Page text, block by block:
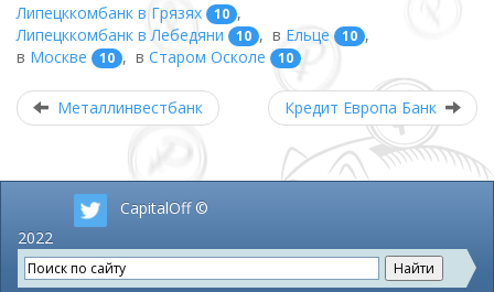
Липецккомбанк в Грязях 10 ,
Липецккомбанк в Лебедяни
10 , в Ельце 10 ,
в Москве 10 , в Старом Осколе 10
Металлинвестбанк Кредит Европа Банк
CapitalOff ©
2022